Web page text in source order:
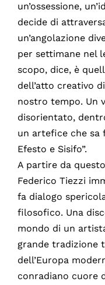
un’ossessione,
decide di
un’angolazione
per settimane nel
scopo, dice, è
dell’atto creativo
nostro tempo. Un
disorientato,
un artefice che sa
Efesto e Sisifo”.
A partire da
Federico Tiezzi
fa dialogo
filosofico. Una
mondo di un
grande tradizione
dell’Europa
conradiano cuore